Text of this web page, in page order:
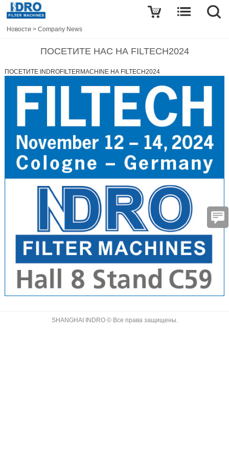
Новости >Company News
ПОСЕТИТЕ НАС НА FILTECH2024
ПОСЕТИТЕ INDROFILTERMACHINE НА FILTECH2024
SHANGHAI INDRO © Все права защищены.